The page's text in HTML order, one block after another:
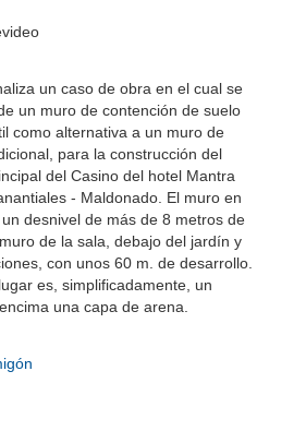
un caso de obra en el cual se
un muro de contención de suelo
como alternativa a un muro de
para la construcción del
del Casino del hotel Mantra
- Maldonado. El muro en
desnivel de más de 8 metros de
de la sala, debajo del jardín y
con unos 60 m. de desarrollo.
es, simplificadamente, un
una capa de arena.